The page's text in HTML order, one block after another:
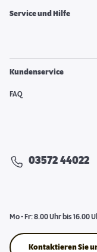
Service und Hilfe
Kundenservice
FAQ
03572 44022
Mo - Fr: 8.00 Uhr bis 16.00
Kontaktieren Sie